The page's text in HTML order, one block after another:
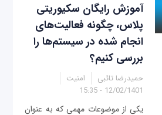
آموزش رایگان سکیوریتی
پلاس، چگونه فعالیت‌های
انجام شده در سیستم‌ها را
بررسی کنیم؟
حمیدرضا تائبی
امنیت
12/02/1401 - 15:35
یکی از موضوعات مهمی که به عنوان